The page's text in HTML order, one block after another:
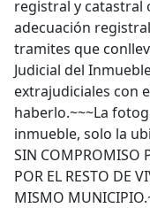
registral y catastral
adecuación
tramites que
Judicial del
extrajudiciales con
haberlo.~~~La
inmueble, solo la
SIN COMPROMISO
POR EL RESTO DE
MISMO